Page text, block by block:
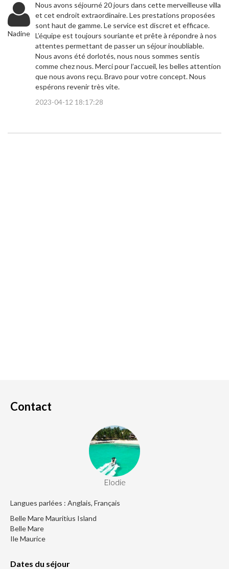
Nadine
Nous avons séjourné 20 jours dans cette merveilleuse villa
et cet endroit extraordinaire. Les prestations proposées
sont haut de gamme. Le service est discret et efficace.
L’équipe est toujours souriante et prête à répondre à nos
attentes permettant de passer un séjour inoubliable.
Nous avons été dorlotés, nous nous sommes sentis
comme chez nous. Merci pour l’accueil, les belles attention
que nous avons reçu. Bravo pour votre concept. Nous
espérons revenir très vite.
2023-04-12 18:17:28
Contact
Elodie
Langues parlées : Anglais, Français
Belle Mare Mauritius Island
Belle Mare
Ile Maurice
Dates du séjour